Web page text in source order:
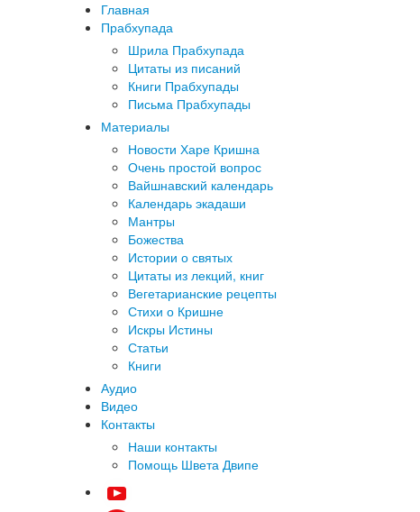
Главная
Прабхупада
Шрила Прабхупада
Цитаты из писаний
Книги Прабхупады
Письма Прабхупады
Материалы
Новости Харе Кришна
Очень простой вопрос
Вайшнавский календарь
Календарь экадаши
Мантры
Божества
Истории о святых
Цитаты из лекций, книг
Вегетарианские рецепты
Стихи о Кришне
Искры Истины
Статьи
Книги
Аудио
Видео
Контакты
Наши контакты
Помощь Швета Двипе